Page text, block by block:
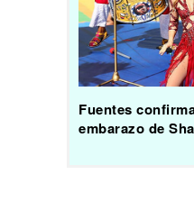
Fuentes
embarazo de